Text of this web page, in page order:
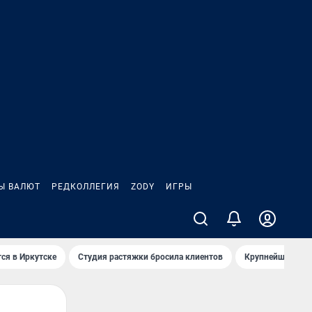
ВАЛЮТ РЕДКОЛЛЕГИЯ ZODY ИГРЫ
в Иркутске Студия растяжки бросила клиентов Крупнейшие